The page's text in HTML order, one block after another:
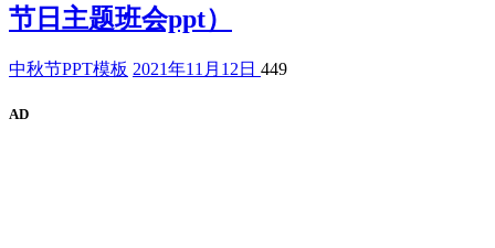
节日主题班会ppt）
中秋节PPT模板 2021年11月12日 449
AD